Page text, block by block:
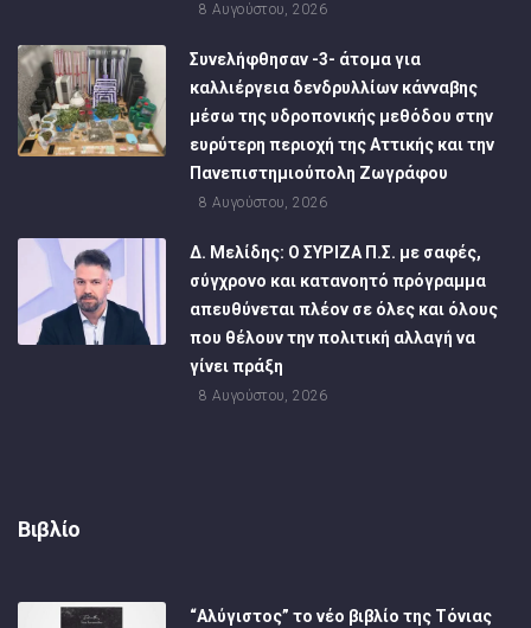
8 Αυγούστου, 2026
Συνελήφθησαν -3- άτομα για
καλλιέργεια δενδρυλλίων κάνναβης
μέσω της υδροπονικής μεθόδου στην
ευρύτερη περιοχή της Αττικής και την
Πανεπιστημιούπολη Ζωγράφου
8 Αυγούστου, 2026
Δ. Μελίδης: Ο ΣΥΡΙΖΑ Π.Σ. με σαφές,
σύγχρονο και κατανοητό πρόγραμμα
απευθύνεται πλέον σε όλες και όλους
που θέλουν την πολιτική αλλαγή να
γίνει πράξη
8 Αυγούστου, 2026
Βιβλίο
“Αλύγιστος” το νέο βιβλίο της Τόνιας